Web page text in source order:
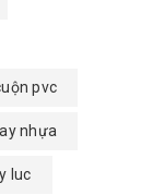
pvc
nhựa
luc